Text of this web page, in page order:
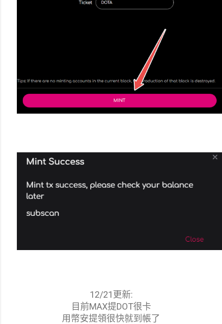
12/21更新:
目前MAX提DOT很卡
用幣安提領很快就到帳了